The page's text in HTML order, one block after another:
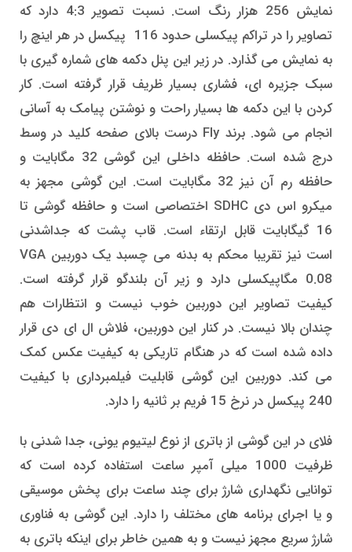
نمایش 256 هزار رنگ است. نسبت تصویر 4:3 دارد که
تصاویر را در تراکم پیکسلی حدود 116 پیکسل در هر اینچ را
به نمایش می گذارد. در زیر این پنل دکمه های شماره گیری با
سبک جزیره ای، فشاری بسیار ظریف قرار گرفته است. کار
کردن با این دکمه ها بسیار راحت و نوشتن پیامک به آسانی
انجام می شود. برند Fly درست بالای صفحه کلید در وسط
درج شده است. حافظه داخلی این گوشی 32 مگابایت و
حافظه رم آن نیز 32 مگابایت است. این گوشی مجهز به
میکرو اس دی SDHC اختصاصی است و حافظه گوشی تا
16 گیگابایت قابل ارتقاء است. قاب پشت که جداشدنی
است نیز تقریبا محکم به بدنه می چسبد یک دوربین VGA
0.08 مگاپیکسلی دارد و زیر آن بلندگو قرار گرفته است.
کیفیت تصاویر این دوربین خوب نیست و انتظارات هم
چندان بالا نیست. در کنار این دوربین، فلاش ال ای دی قرار
داده شده است که در هنگام تاریکی به کیفیت عکس کمک
می کند. دوربین این گوشی قابلیت فیلمبرداری با کیفیت
240 پیکسل در نرخ 15 فریم بر ثانیه را دارد.
فلای در این گوشی از باتری از نوع لیتیوم یونی، جدا شدنی با
ظرفیت 1000 میلی آمپر ساعت استفاده کرده است که
توانایی نگهداری شارژ برای چند ساعت برای پخش موسیقی
و یا اجرای برنامه های مختلف را دارد. این گوشی به فناوری
شارژ سریع مجهز نیست و به همین خاطر برای اینکه باتری به